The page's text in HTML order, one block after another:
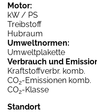
Motor:
kW / PS
Treibstoff
Hubraum
Umweltnormen:
Umweltplakette
Verbrauch und
Kraftstoffverbr. komb.
CO2-Emissionen komb.
CO2-Klasse
Standort